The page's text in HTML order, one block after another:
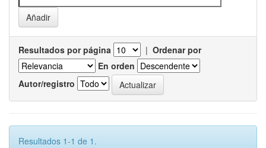
Resultados por página | Ordenar por
En orden
Autor/registro
Resultados 1-1 de 1.